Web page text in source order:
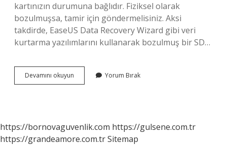
kartınızın durumuna bağlıdır. Fiziksel olarak
bozulmuşsa, tamir için göndermelisiniz. Aksi
takdirde, EaseUS Data Recovery Wizard gibi veri
kurtarma yazılımlarını kullanarak bozulmuş bir SD…
Devamını okuyun Biçimlendirilmiş
Sd
Yorum Bırak
https://bornovaguvenlik.com https://gulsene.com.tr
https://grandeamore.com.trSitemap